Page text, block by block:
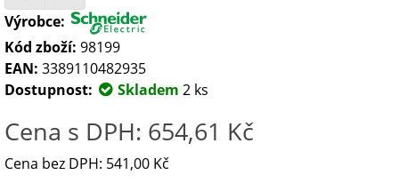
Výrobce:
Kód zboží: 98199
EAN: 3389110482935
Dostupnost:
Skladem 2 ks
Cena s DPH: 654,61 Kč
Cena bez DPH: 541,00 Kč